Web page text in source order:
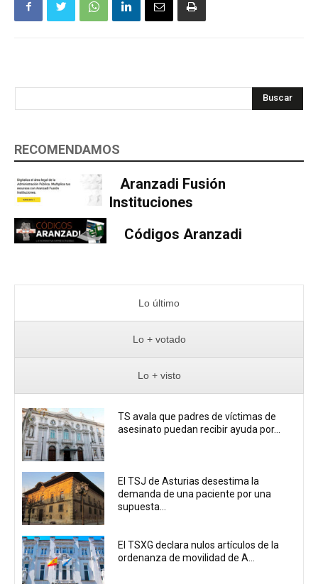
Buscar
RECOMENDAMOS
Aranzadi Fusión
Instituciones
Códigos Aranzadi
Lo último
Lo + votado
Lo + visto
TS avala que padres de víctimas de
asesinato puedan recibir ayuda por...
El TSJ de Asturias desestima la
demanda de una paciente por una
supuesta...
El TSXG declara nulos artículos de la
ordenanza de movilidad de A...